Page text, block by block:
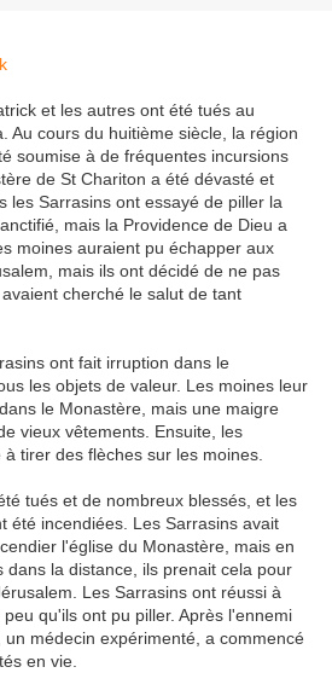
et les autres ont été tués au
Au cours du huitième siècle, la région
soumise à de fréquentes incursions
de St Chariton a été dévasté et
les Sarrasins ont essayé de piller la
mais la Providence de Dieu a
moines auraient pu échapper aux
mais ils ont décidé de ne pas
avaient cherché le salut de tant
ont fait irruption dans le
les objets de valeur. Les moines leur
dans le Monastère , mais une maigre
vieux vêtements Ensuite, les
à tirer des flèches sur les moines
tués et de nombreux blessés et les
été incendiées Les Sarrasins avait
l'église du Monastère mais en
dans la distance ils prenait cela pour
Les Sarrasins ont réussi à
peu qu'ils ont pu piller. Après l'ennemi
un médecin expérimenté a commencé
en vie